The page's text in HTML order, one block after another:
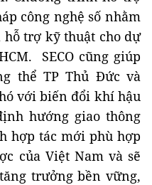
công nghệ số nhằm
hỗ trợ kỹ thuật cho dự
SECO cũng giúp
thể TP Thủ Đức và
với biến đổi khí hậu
hướng giao thông
hợp tác mới phù hợp
của Việt Nam và sẽ
trưởng bền vững,